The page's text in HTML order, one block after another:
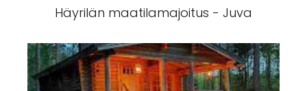
Häyrilän maatilamajoitus - Juva